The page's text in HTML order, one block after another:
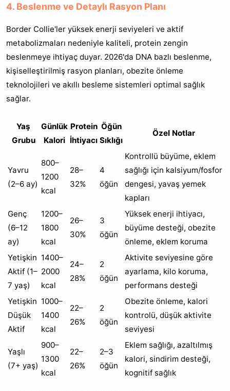
4. Beslenme ve Detaylı Rasyon Planı
Border Collie'ler yüksek enerji seviyeleri ve aktif
metabolizmaları nedeniyle kaliteli, protein zengin
beslenmeye ihtiyaç duyar. 2026'da DNA bazlı beslenme,
kişiselleştirilmiş rasyon planları, obezite önleme
teknolojileri ve akıllı besleme sistemleri optimal sağlık
sağlar.
Yaş
Grubu
Günlük
Kalori
Protein
İhtiyacı
Öğün
Sıklığı
Özel Notlar
Yavru
(2–6 ay)
800–
1200
kcal
28–
32%
4
öğün
Kontrollü büyüme, eklem
sağlığı için kalsiyum/fosfor
dengesi, yavaş yemek
kapları
Genç
(6–12
ay)
1200–
1800
kcal
26–
30%
3
öğün
Yüksek enerji ihtiyacı,
büyüme desteği, obezite
önleme, eklem koruma
Yetişkin
Aktif (1–
7 yaş)
1400–
2000
kcal
24–
28%
2
öğün
Aktivite seviyesine göre
ayarlama, kilo koruma,
performans desteği
Yetişkin
Düşük
Aktif
1000–
1400
kcal
22–
26%
2
öğün
Obezite önleme, kalori
kontrolü, düşük aktivite
seviyesi
Yaşlı
(7+ yaş)
900–
1300
kcal
22–
26%
2–3
öğün
Eklem sağlığı, azaltılmış
kalori, sindirim desteği,
kognitif sağlık